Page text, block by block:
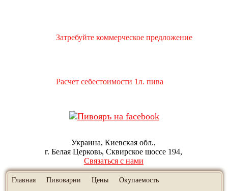
Затребуйте коммерческое предложение
Расчет себестоимости 1л. пива
Украина, Киевская обл.
г. Белая Церковь Сквирское шоссе 194
Связаться с нами
Главная Пивоварни Цены
Окупаемость